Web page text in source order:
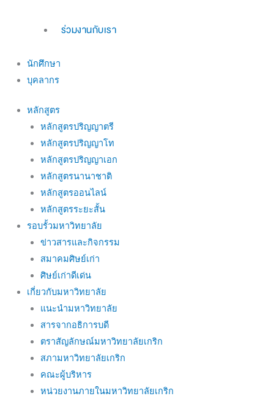
ร่วมงานกับเรา
นักศึกษา
บุคลากร
หลักสูตร
หลักสูตรปริญญาตรี
หลักสูตรปริญญาโท
หลักสูตรปริญญาเอก
หลักสูตรนานาชาติ
หลักสูตรออนไลน์
หลักสูตรระยะสั้น
รอบรั้วมหาวิทยาลัย
ข่าวสารและกิจกรรม
สมาคมศิษย์เก่า
ศิษย์เก่าดีเด่น
เกี่ยวกับมหาวิทยาลัย
แนะนำมหาวิทยาลัย
สารจากอธิการบดี
ตราสัญลักษณ์มหาวิทยาลัยเกริก
สภามหาวิทยาลัยเกริก
คณะผู้บริหาร
หน่วยงานภายในมหาวิทยาลัยเกริก